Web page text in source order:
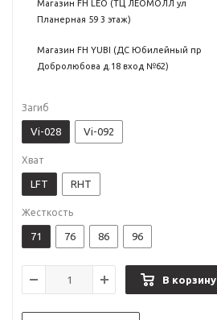
Магазин FH LEO (ТЦ ЛЕОМОЛЛ ул
Планерная 59 3 этаж)
Магазин FH YUBI (ДС Юбилейный пр
Добролюбова д.18 вход №62)
Загиб
Vi-028 Vi-092
Хват
LFT RHT
Жесткость
71 76 86 96
В корзину